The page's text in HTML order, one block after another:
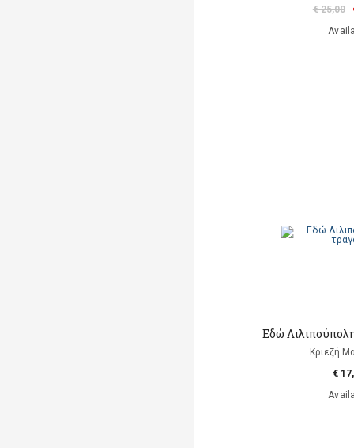
€ 25,00
Εδώ
Κριεζή
€